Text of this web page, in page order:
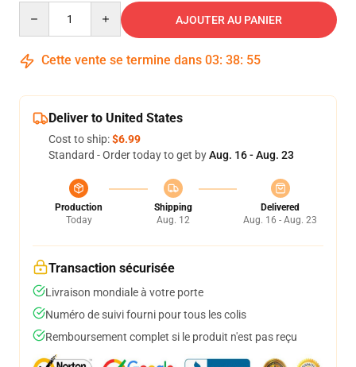
AJOUTER AU PANIER
Cette vente se termine dans 03: 38: 54
Deliver to United States
Cost to ship:$6.99
Standard - Order today to get byAug. 16 - Aug. 23
Production
Today
Shipping
Aug. 12
Delivered
Aug. 16 - Aug. 23
Transaction sécurisée
Livraison mondiale à votre porte
Numéro de suivi fourni pour tous les colis
Remboursement complet si le produit n'est pas reçu